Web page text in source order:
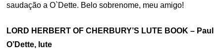
saudação a O`Dette. Belo sobrenome, meu amigo!
LORD HERBERT OF CHERBURY’S LUTE BOOK – Paul
O’Dette, lute